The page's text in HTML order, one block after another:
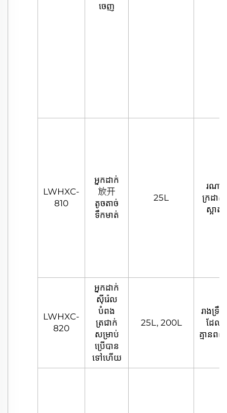
ចេញ
LWHXC-
810
អ្នកដាក់
放开
តូចតាច់
ទឹកមាត់
25L
រណា
ក្រដាស
ស្អាត
LWHXC-
820
អ្នកដាក់
ស៊ីរ៉េល
បំពង
ត្រជាក់
សម្រាប់
ប្រើបាន
ទៅហើយ
25L, 200L
រាងទ្រឹស្តី
ដែល
គ្មានព